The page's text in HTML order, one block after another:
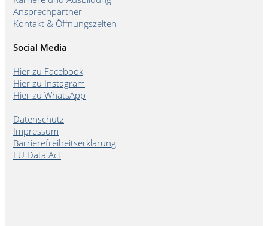
Ansprechpartner
Kontakt & Öffnungszeiten
Social Media
Hier zu Facebook
Hier zu Instagram
Hier zu WhatsApp
Datenschutz
Impressum
Barrierefreiheitserklärung
EU Data Act